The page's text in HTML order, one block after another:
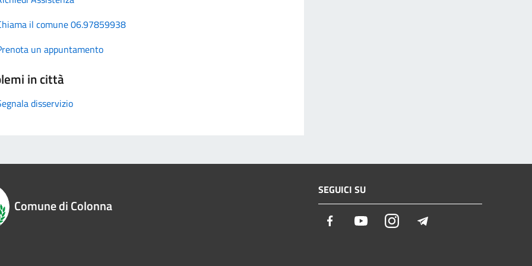
il comune 06.97859938
un appuntamento
in città
disservizio
Comune di Colonna
SEGUICI SU
Facebook YoutubeInstagram